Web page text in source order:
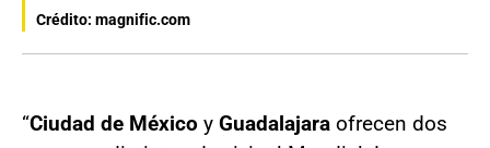
Crédito: magnific.com
“Ciudad de México y Guadalajara ofrecen dos